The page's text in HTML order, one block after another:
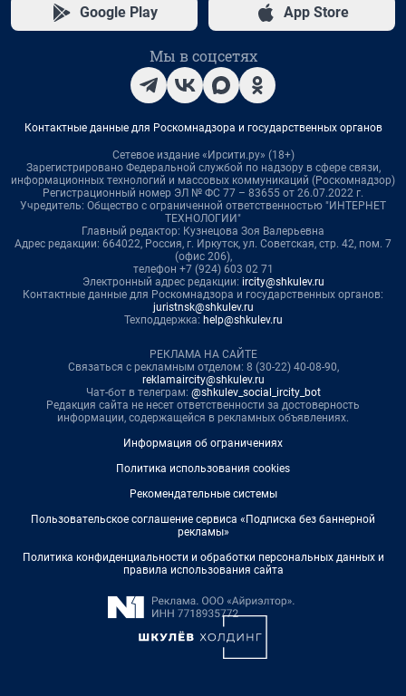
Google Play App Store
Мы в соцсетях
Контактные данные для Роскомнадзора и государственных органов
Сетевое издание «Ирсити.ру» (18+)
Зарегистрировано Федеральной службой по надзору в сфере связи,
информационных технологий и массовых коммуникаций (Роскомнадзор)
Регистрационный номер ЭЛ № ФС 77 – 83655 от 26.07.2022 г.
Учредитель: Общество с ограниченной ответственностью "ИНТЕРНЕТ
ТЕХНОЛОГИИ"
Главный редактор: Кузнецова Зоя Валерьевна
Адрес редакции: 664022, Россия, г. Иркутск, ул. Советская, стр. 42, пом. 7
(офис 206),
телефон +7 (924) 603 02 71
Электронный адрес редакции: ircity@shkulev.ru
Контактные данные для Роскомнадзора и государственных органов:
juristnsk@shkulev.ru
Техподдержка: help@shkulev.ru
РЕКЛАМА НА САЙТЕ
Связаться с рекламным отделом: 8 (30-22) 40-08-90,
reklamaircity@shkulev.ru
Чат-бот в телеграм: @shkulev_social_ircity_bot
Редакция сайта не несет ответственности за достоверность
информации, содержащейся в рекламных объявлениях.
Информация об ограничениях
Политика использования cookies
Рекомендательные системы
Пользовательское соглашение сервиса «Подписка без баннерной
рекламы»
Политика конфиденциальности и обработки персональных данных и
правила использования сайта